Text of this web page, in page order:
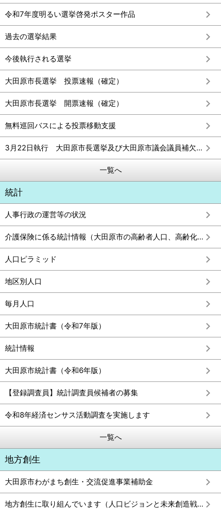
令和7年度明るい選挙啓発ポスター作品
過去の選挙結果
今後執行される選挙
大田原市長選挙 投票速報（確定）
大田原市長選挙 開票速報（確定）
無料巡回バスによる投票移動支援
3月22日執行 大田原市長選挙及び大田原市議会議員補欠選挙 立候補者情報
一覧へ
統計
人事行政の運営等の状況
介護保険に係る統計情報（大田原市の高齢者人口、高齢化率及び要介護認定者数）
人口ピラミッド
地区別人口
毎月人口
大田原市統計書（令和7年版）
統計情報
大田原市統計書（令和6年版）
【登録調査員】統計調査員候補者の募集
令和8年経済センサス活動調査を実施します
一覧へ
地方創生
大田原市わがまち創生・交流促進事業補助金
地方創生に取り組んでいます（人口ビジョンと未来創造戦略）